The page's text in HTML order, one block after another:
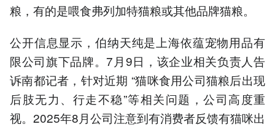
粮，有的是喂食弗列加特猫粮或其他品牌猫粮。
公开信息显示，伯纳天纯是上海依蕴宠物用品有
限公司旗下品牌。7月9日，该企业相关负责人告
诉南都记者，针对近期 “猫咪食用公司猫粮后出现
后肢无力、行走不稳”等相关问题，公司高度重
视。2025年8月公司注意到有消费者反馈有猫咪出